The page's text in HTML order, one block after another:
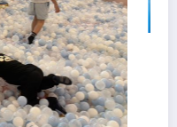
族勞工台灣職安卡訓練補